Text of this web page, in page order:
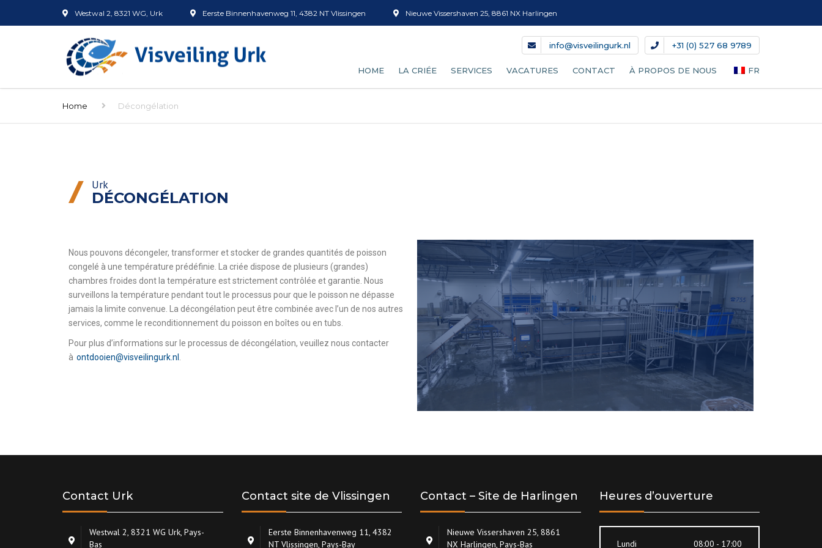
Westwal 2, 8321 WG, Urk Eerste Binnenhavenweg 11, 4382 NT Vlissingen Nieuwe Vissershaven 25, 8861 NX Harlingen
info@visveilingurk.nl +31 (0) 527 68 9789
HOME LA CRIÉE SERVICES
TAMIS À CREVETTES
EMBALLAGE
DÉBARQUEMENT
VACATURES CONTACT À PROPOS DE NOUS FR
Home Décongélation
Urk
DÉCONGÉLATION
Nous pouvons décongeler, transformer et stocker de grandes quantités de poisson
congelé à une température prédéfinie. La criée dispose de plusieurs (grandes)
chambres froides dont la température est strictement contrôlée et garantie. Nous
surveillons la température pendant tout le processus pour que le poisson ne dépasse
jamais la limite convenue.
La décongélation peut être combinée avec l’un de nos autres
services, comme le reconditionnement du poisson en boîtes ou en tubs.
Pour plus d’informations sur le processus de décongélation, veuillez nous contacter
à ontdooien@visveilingurk.nl
Contact Urk
Westwal 2, 8321 WG Urk, Pays-
Bas
Contact site de Vlissingen
Eerste Binnenhavenweg 11, 4382
NT Vlissingen, Pays-Bay
Contact – Site de Harlingen
Nieuwe Vissershaven 25, 8861
NX Harlingen, Pays-Bas
Heures d’ouverture
Lundi 08:00 - 17:00